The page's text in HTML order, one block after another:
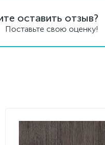
оставить отзыв?
Поставьте свою оценку!